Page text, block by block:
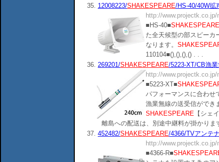
35. 12008223/SHAKESPEARE/HS-40/40W拡
http://
■HS-40■SHAKESPEARE
た全天候型の部スピーカ
なります。
110104■(),(),(),() . . .
36. 269201/SHAKESPEARE/5223-XT/CB漁
http://
■5223-XT■
パフォーマンスに合わせ
漁業無線の送受信ができ
SHAKESPEARE 【シェ
離島への配送は、別途中継料が掛かり
37. 452482/SHAKESPEARE/4366/TVアンテ
http://
■4366-R■